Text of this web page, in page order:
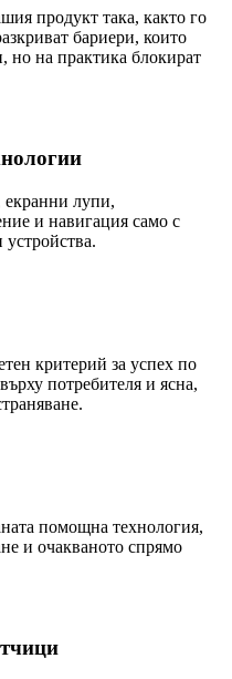
продукт така, както го
бариери, които
но на практика блокират
екранни лупи,
и навигация само с
критерий за успех по
потребителя и ясна,
помощна технология,
и очакваното спрямо